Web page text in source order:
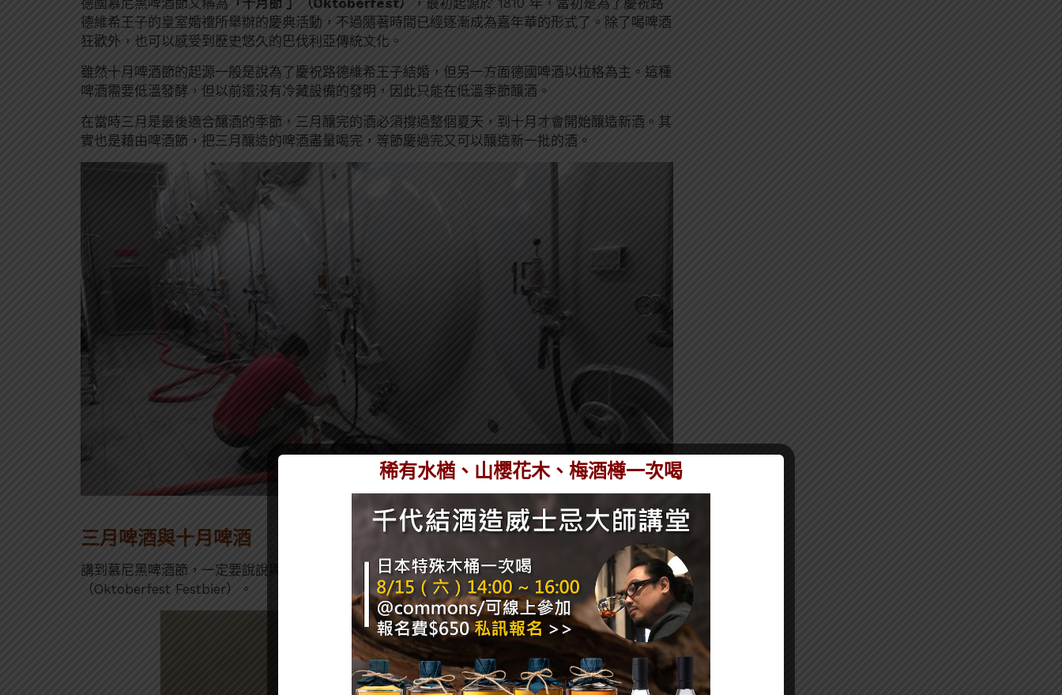
德國慕尼黑啤酒節又稱為 「十月節 」（Oktoberfest）
，最初起源於 1810 年，當初是為了慶祝路
德維希王子的皇室婚禮所舉辦的慶典活動，不過隨著時間已經逐漸成為嘉年華的形式了。除了喝啤酒
狂歡外，也可以感受到歷史悠久的巴伐利亞傳統文化。
雖然十月啤酒節的起源一般是說為了慶祝路德維希王子結婚，但另一方面德國啤酒以拉格為主。這種
啤酒需要低溫發酵，但以前還沒有冷藏設備的發明，因此只能在低溫季節釀酒。
在當時三月是最後適合釀酒的季節，三月釀完的酒必須撐過整個夏天，到十月才會開始釀造新酒。其
實也是藉由啤酒節，把三月釀造的啤酒盡量喝完，等節慶過完又可以釀造新一批的酒。
三月啤酒與十月啤酒
講到慕尼黑啤酒節，一定要說說與這個節慶相關的啤酒：三月啤酒（Märzen）與十月節慶啤酒
（Oktoberfest Festbier）。
稀有水楢、山櫻花木、梅酒樽一次喝